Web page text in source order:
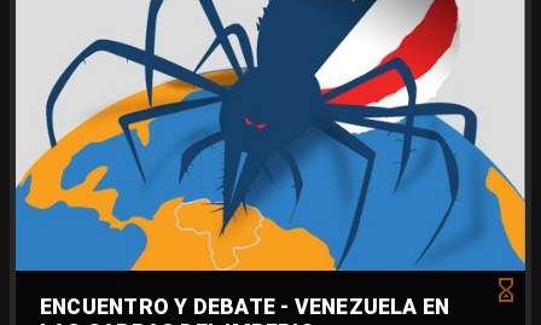
ENCUENTRO Y DEBATE - VENEZUELA EN